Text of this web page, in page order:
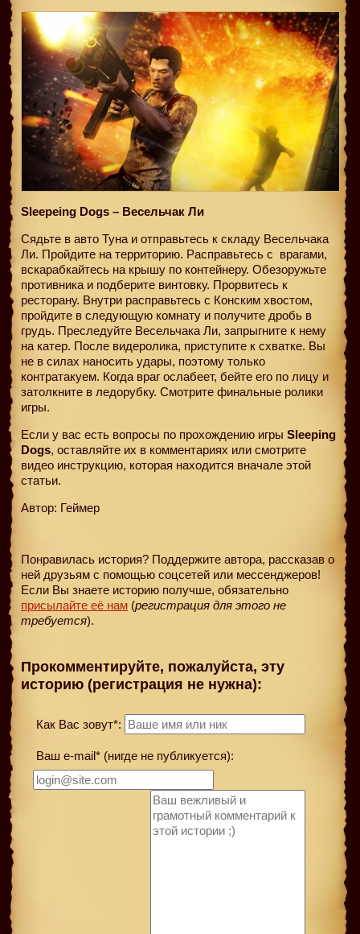
Sleepeing Dogs – Весельчак Ли
Сядьте в авто Туна и отправьтесь к складу Весельчака
Ли. Пройдите на территорию. Расправьтесь с врагами,
вскарабкайтесь на крышу по контейнеру. Обезоружьте
противника и подберите винтовку. Прорвитесь к
ресторану. Внутри расправьтесь с Конским хвостом,
пройдите в следующую комнату и получите дробь в
грудь. Преследуйте Весельчака Ли, запрыгните к нему
на катер. После видеролика, приступите к схватке. Вы
не в силах наносить удары, поэтому только
контратакуем. Когда враг ослабеет, бейте его по лицу и
затолкните в ледорубку. Смотрите финальные ролики
игры.
Если у вас есть вопросы по прохождению игры Sleeping
Dogs, оставляйте их в комментариях или смотрите
видео инструкцию, которая находится вначале этой
статьи.
Автор: Геймер
Понравилась история? Поддержите автора, рассказав о
ней друзьям с помощью соцсетей или мессенджеров!
Если Вы знаете историю получше, обязательно
присылайте её нам (регистрация для этого не
требуется).
Прокомментируйте, пожалуйста, эту
историю (регистрация не нужна):
Как Вас зовут*:
Ваш e-mail* (нигде не публикуется):